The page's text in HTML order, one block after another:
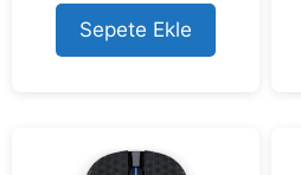
t
o
f
5
Sepete Ekle